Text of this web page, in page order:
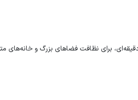
با توان موتور 40 وات و توان مکش 3000 پاسکال، به راحتی گرد و غبار، زباله‌ها و آشغال‌های کوچک رو جمع می‌کنه. باتری این جارو با شارژدهی 150